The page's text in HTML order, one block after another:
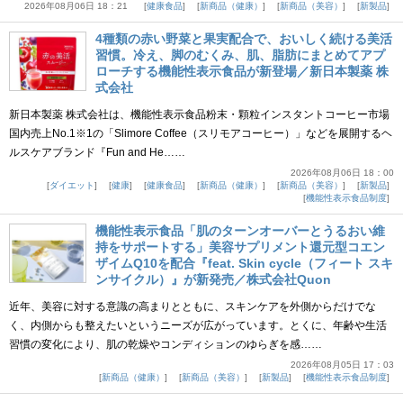
2026年08月06日 18：21 健康食品 新商品（健康） 新商品（美容） 新製品
4種類の赤い野菜と果実配合で、おいしく続ける美活
習慣。冷え、脚のむくみ、肌、脂肪にまとめてアプ
ローチする機能性表示食品が新登場／新日本製薬 株
式会社
新日本製薬 株式会社は、機能性表示食品粉末・顆粒インスタントコーヒー市場
国内売上No.1※1の「Slimore Coffee（スリモアコーヒー）」などを展開するヘ
ルスケアブランド『Fun and He……
2026年08月06日 18：00
ダイエット
健康 健康食品 新商品（健康） 新商品（美容）
新製品
機能性表示食品制度
機能性表示食品「肌のターンオーバーとうるおい維
持をサポートする」美容サプリメント還元型コエン
ザイムQ10を配合『feat. Skin cycle（フィート スキ
ンサイクル）』が新発売／株式会社Quon
近年、美容に対する意識の高まりとともに、スキンケアを外側からだけでな
く、内側からも整えたいというニーズが広がっています。とくに、年齢や生活
習慣の変化により、肌の乾燥やコンディションのゆらぎを感……
2026年08月05日 17：03
新商品（健康）
新商品（美容） 新製品 機能性表示食品制度